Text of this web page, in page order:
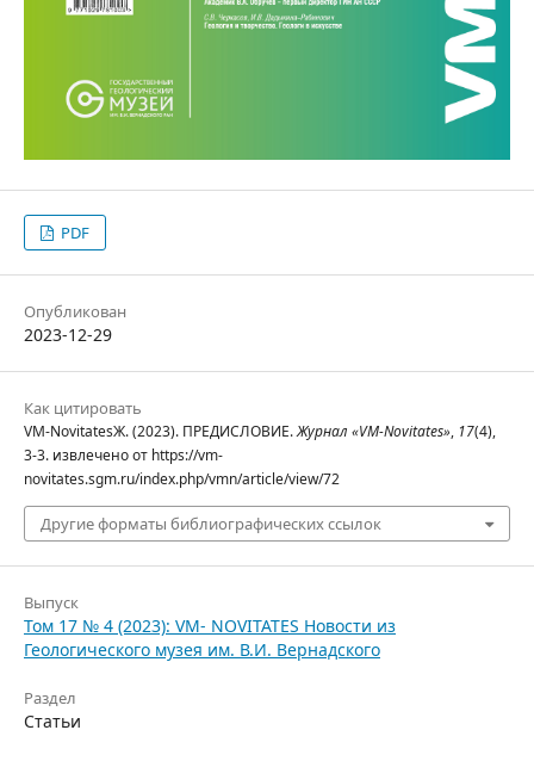
PDF
Опубликован
2023-12-29
Как цитировать
VM-NovitatesЖ. (2023). ПРЕДИСЛОВИЕ.Журнал «VM-Novitates», 17(4),
3-3. извлечено от https://vm-
novitates.sgm.ru/index.php/vmn/article/view/72
Другие форматы библиографических ссылок
Выпуск
Том 17 № 4 (2023): VM- NOVITATES Новости из
Геологического музея им. В.И. Вернадского
Раздел
Статьи